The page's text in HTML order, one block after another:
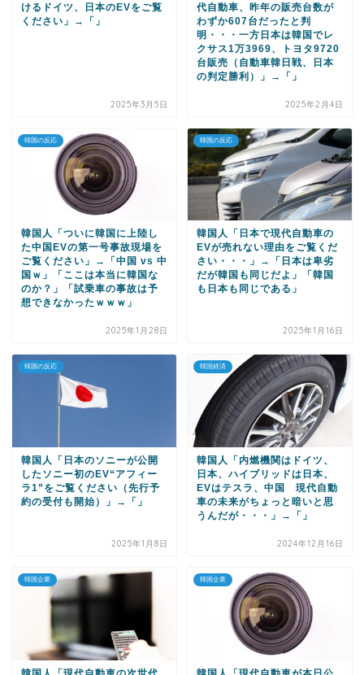
けるドイツ、日本のEVをご覧
ください」→「」
2025年3月5日
代自動車、昨年の販売台数が
わずか607台だったと判
明・・・一方日本は韓国でレ
クサス1万3969、トヨタ9720
台販売（自動車韓日戦、日本
の判定勝利）」→「」
2025年2月4日
韓国の反応
韓国人「ついに韓国に上陸し
た中国EVの第一号事故現場を
ご覧ください」→「中国 vs 中
国ｗ」「ここは本当に韓国な
のか？」「試乗車の事故は予
想できなかったｗｗｗ」
2025年1月28日
韓国の反応
韓国人「日本で現代自動車の
EVが売れない理由をご覧くだ
さい・・・」→「日本は卑劣
だが韓国も同じだよ」「韓国
も日本も同じである」
2025年1月16日
韓国の反応
韓国人「日本のソニーが公開
したソニー初のEV“アフィー
ラ1”をご覧ください（先行予
約の受付も開始）」→「」
2025年1月8日
韓国経済
韓国人「内燃機関はドイツ、
日本、ハイブリッドは日本、
EVはテスラ、中国 現代自動
車の未来がちょっと暗いと思
うんだが・・・」→「」
2024年12月16日
韓国企業 韓国企業